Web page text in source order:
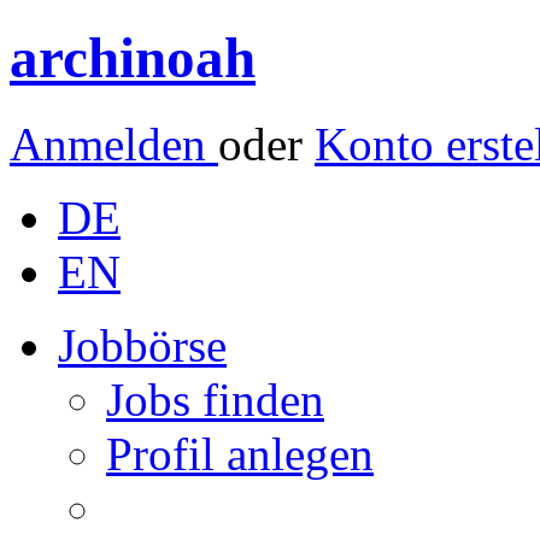
archinoah
Anmelden oder Konto
DE
EN
Jobbörse
Jobs finden
Profil anlegen